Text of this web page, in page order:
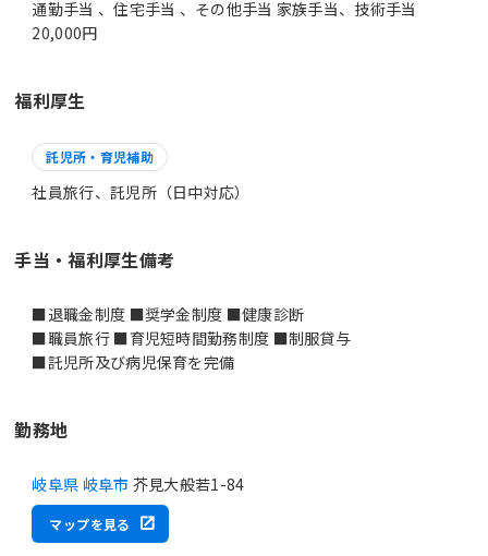
通勤手当 、住宅手当 、その他手当 家族手当、技術手当
20,000円
福利厚生
託児所・育児補助
社員旅行、託児所（日中対応）
手当・福利厚生備考
■退職金制度 ■奨学金制度 ■健康診断
■職員旅行 ■育児短時間勤務制度 ■制服貸与
■託児所及び病児保育を完備
勤務地
岐阜県 岐阜市 芥見大般若1-84
マップを見る